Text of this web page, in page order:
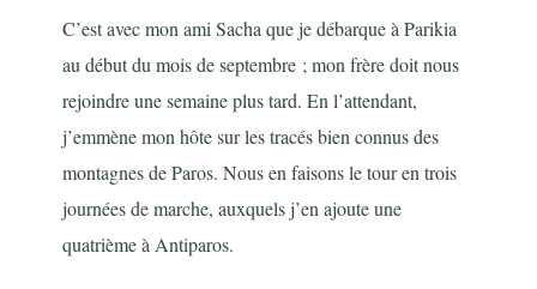
C’est avec mon ami Sacha que je débarque à Parikia
au début du mois de septembre ; mon frère doit nous
rejoindre une semaine plus tard. En l’attendant,
j’emmène mon hôte sur les tracés bien connus des
montagnes de Paros. Nous en faisons le tour en trois
journées de marche, auxquels j’en ajoute une
quatrième à Antiparos.